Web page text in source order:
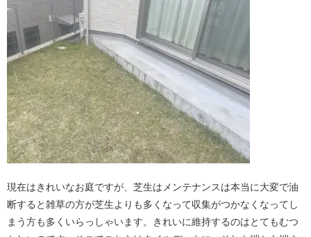
現在はきれいなお庭ですが、芝生はメンテナンスは本当に大変で油
断すると雑草の方が芝生よりも多くなって収集がつかなくなってし
まう方も多くいらっしゃいます。きれいに維持するのはとてもむつ